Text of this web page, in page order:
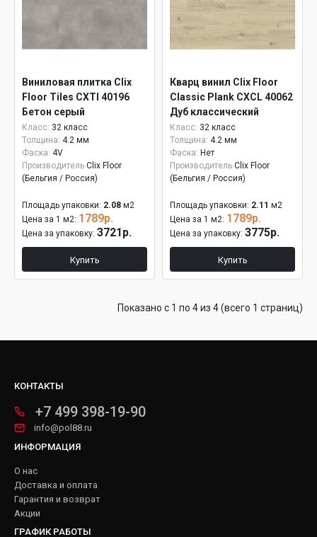
Виниловая плитка Clix
Floor Tiles CXTI 40196
Бетон серый
шлифованный
Класс: 32 класс
Толщина: 4.2 мм
Фаска: 4V
Производитель Clix Floor
(Бельгия / Россия)
Площадь упаковки: 2.08 м2
Цена за 1 м2: 1789р.
Цена за упаковку: 3721р.
Купить
Кварц винил Clix Floor
Classic Plank CXCL 40062
Дуб классический
бежевый
Класс: 32 класс
Толщина: 4.2 мм
Фаска: Нет
Производитель Clix Floor
(Бельгия / Россия)
Площадь упаковки: 2.11 м2
Цена за 1 м2: 1789р.
Цена за упаковку: 3775р.
Купить
Показано с 1 по 4 из 4 (всего 1 страниц)
КОНТАКТЫ
+7 499 398-19-90
info@pol88.ru
ИНФОРМАЦИЯ
О нас
Доставка и оплата
Гарантия и возврат
Акции
ГРАФИК РАБОТЫ